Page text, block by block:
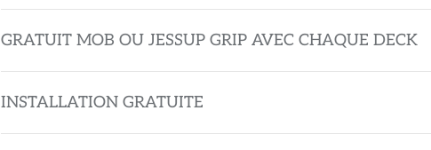
GRATUIT MOB OU JESSUP GRIP AVEC CHAQUE DECK
INSTALLATION GRATUITE